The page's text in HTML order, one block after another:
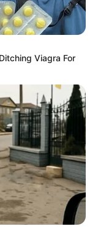
Viagra For